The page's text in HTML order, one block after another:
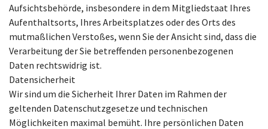
Aufsichtsbehörde, insbesondere in dem Mitgliedstaat Ihres
Aufenthaltsorts, Ihres Arbeitsplatzes oder des Orts des
mutmaßlichen Verstoßes, wenn Sie der Ansicht sind, dass die
Verarbeitung der Sie betreffenden personenbezogenen
Daten rechtswidrig ist.
Datensicherheit
Wir sind um die Sicherheit Ihrer Daten im Rahmen der
geltenden Datenschutzgesetze und technischen
Möglichkeiten maximal bemüht. Ihre persönlichen Daten